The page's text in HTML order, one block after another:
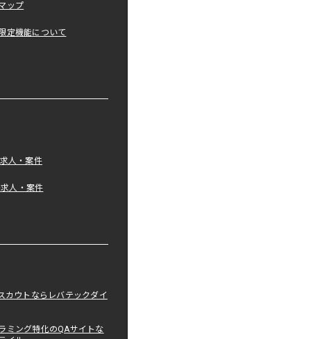
ップ
定機能について
人・案件
人・案件
カウトならレバテックダイ
ミング特化のQAサイトな